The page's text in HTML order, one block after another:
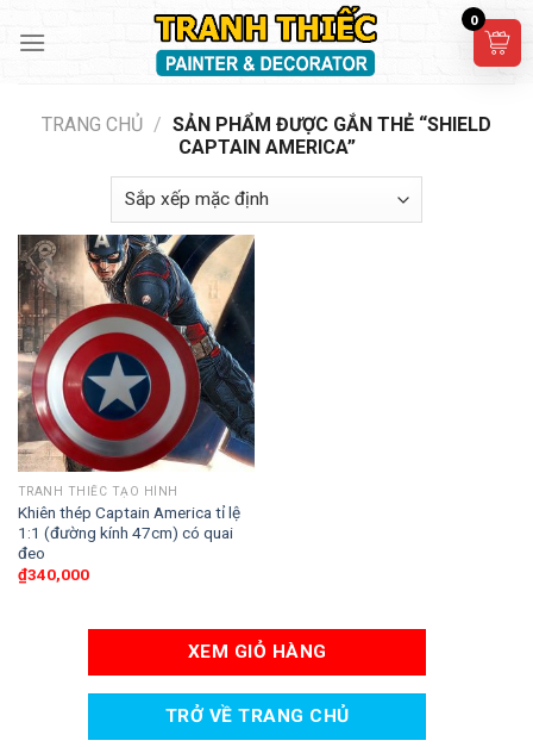
TRANG CHỦ / SẢN PHẨM ĐƯỢC GẮN THẺ “SHIELD
CAPTAIN AMERICA”
TRANH THIẾC TẠO HÌNH
Khiên thép Captain America tỉ lệ
1:1 (đường kính 47cm) có quai
đeo
₫340,000
XEM GIỎ HÀNG
TRỞ VỀ TRANG CHỦ
0